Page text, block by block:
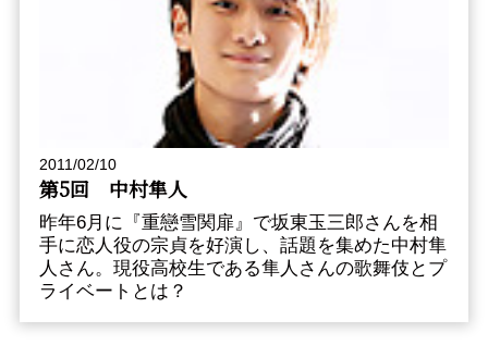
2011/02/10
第5回 中村隼人
昨年6月に『重戀雪関扉』で坂東玉三郎さんを相
手に恋人役の宗貞を好演し、話題を集めた中村隼
人さん。現役高校生である隼人さんの歌舞伎とプ
ライベートとは？